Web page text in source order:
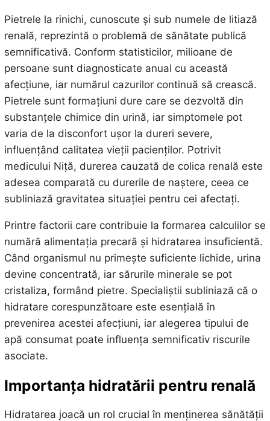
Pietrele la rinichi, cunoscute și sub numele de litiază
renală, reprezintă o problemă de sănătate publică
semnificativă. Conform statisticilor, milioane de
persoane sunt diagnosticate anual cu această
afecțiune, iar numărul cazurilor continuă să crească.
Pietrele sunt formațiuni dure care se dezvoltă din
substanțele chimice din urină, iar simptomele pot
varia de la disconfort ușor la dureri severe,
influențând calitatea vieții pacienților. Potrivit
medicului Niță, durerea cauzată de colica renală este
adesea comparată cu durerile de naștere, ceea ce
subliniază gravitatea situației pentru cei afectați.
Printre factorii care contribuie la formarea calculilor se
numără alimentația precară și hidratarea insuficientă.
Când organismul nu primește suficiente lichide, urina
devine concentrată, iar sărurile minerale se pot
cristaliza, formând pietre. Specialiștii subliniază că o
hidratare corespunzătoare este esențială în
prevenirea acestei afecțiuni, iar alegerea tipului de
apă consumat poate influența semnificativ riscurile
asociate.
Importanța hidratării pentru renală
Hidratarea joacă un rol crucial în menținerea sănătății